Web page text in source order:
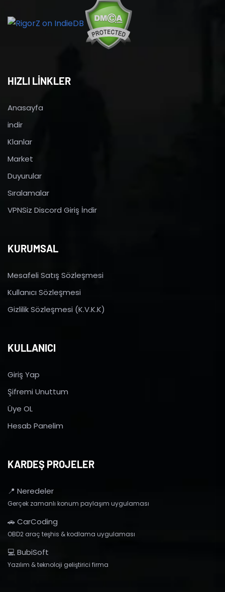
HIZLI LİNKLER
Anasayfa
indir
Klanlar
Market
Duyurular
Sıralamalar
VPNSiz Discord Giriş İndir
KURUMSAL
Mesafeli Satış Sözleşmesi
Kullanıcı Sözleşmesi
Gizlilik Sözleşmesi (K.V.K.K)
KULLANICI
Giriş Yap
Şifremi Unuttum
Üye OL
Hesab Panelim
KARDEŞ PROJELER
📍 Neredeler
Gerçek zamanlı konum paylaşım uygulaması
🚗 CarCoding
OBD2 araç teşhis & kodlama uygulaması
💻 BubiSoft
Yazılım & teknoloji geliştirici firma